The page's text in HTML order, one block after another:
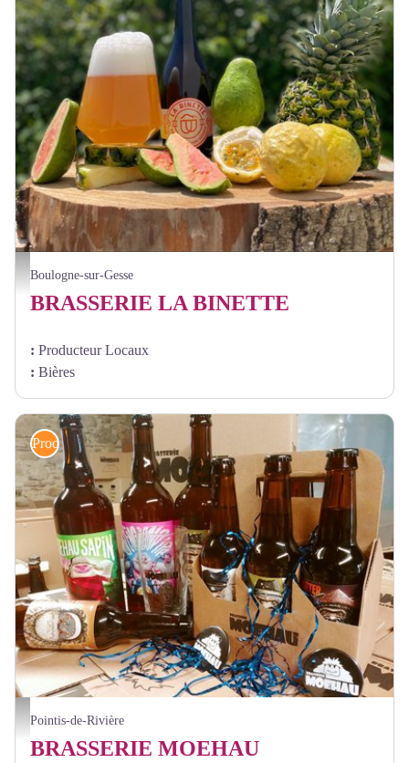
Brasserie la Binette - La Binette
Boulogne-sur-Gesse
BRASSERIE LA BINETTE
: Producteur Locaux
: Bières
Brasserie Moehau - coffret - Brasserie Moehau
Produits locaux
Pointis-de-Rivière
BRASSERIE MOEHAU